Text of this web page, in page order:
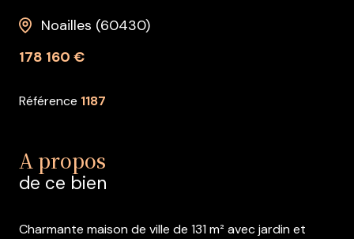
Noailles (60430)
178 160 €
Référence 1187
A propos
de ce bien
Charmante maison de ville de 131 m² avec jardin et